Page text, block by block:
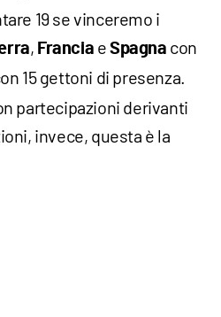
19 se vinceremo i
, Francia eSpagna con
15 gettoni di presenza.
partecipazioni derivanti
invece, questa è la